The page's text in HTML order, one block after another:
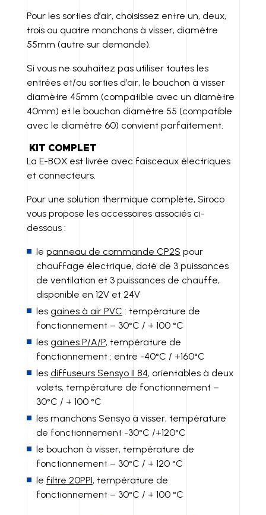
Pour les sorties d’air, choisissez entre un, deux,
trois ou quatre manchons à visser, diamètre
55mm (autre sur demande).
Si vous ne souhaitez pas utiliser toutes les
entrées et/ou sorties d’air, le bouchon à visser
diamètre 45mm (compatible avec un diamètre
40mm) et le bouchon diamètre 55 (compatible
avec le diamètre 60) convient parfaitement.
KIT COMPLET
La E-BOX est livrée avec faisceaux électriques
et connecteurs.
Pour une solution thermique complète, Siroco
vous propose les accessoires associés ci-
dessous :
le panneau de commande CP2S pour
chauffage électrique, doté de 3 puissances
de ventilation et 3 puissances de chauffe,
disponible en 12V et 24V
les gaines à air PVC : température de
fonctionnement – 30°C / + 100 °C
les gaines P/A/P, température de
fonctionnement : entre -40°C / +160°C
les diffuseurs Sensyo II 84, orientables à deux
volets, température de fonctionnement –
30°C / + 100 °C
les manchons Sensyo à visser, température
de fonctionnement -30°C /+120°C
le bouchon à visser, température de
fonctionnement – 30°C / + 120 °C
le filtre 20PPI, température de
fonctionnement – 30°C / + 100 °C